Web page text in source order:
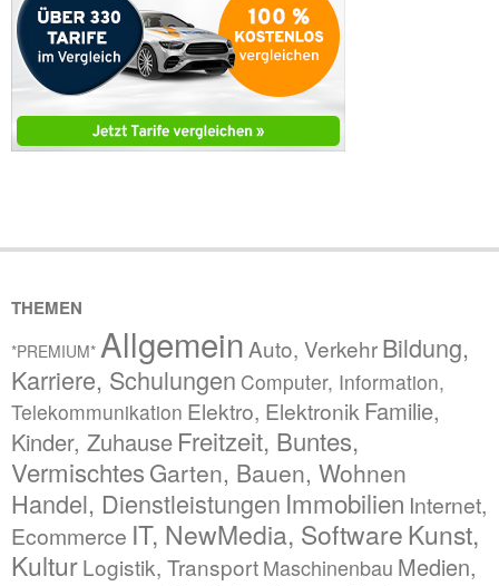
THEMEN
*PREMIUM* Allgemein Auto, VerkehrBildung,
Karriere, Schulungen Computer, Information,
Telekommunikation Elektro, Elektronik Familie,
Kinder, Zuhause Freitzeit, Buntes,
Vermischtes Garten, Bauen, Wohnen
Handel, Dienstleistungen Immobilien Internet,
Ecommerce IT, NewMedia, SoftwareKunst,
KulturLogistik, TransportMaschinenbau Medien,